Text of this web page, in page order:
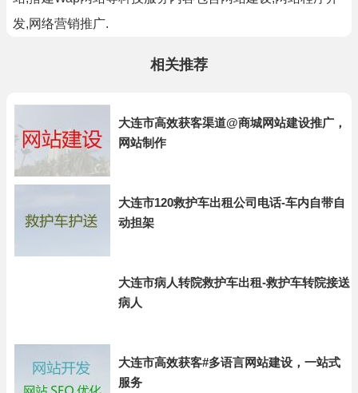
发,网络营销推广.
相关推荐
大连市高效获客渠道@商城网站建设推广，
网站制作
大连市120救护车出租公司电话-车内自带自
动担架
大连市病人转院救护车出租-救护车转院接送
病人
大连市高效获客#多语言网站建设，一站式
服务